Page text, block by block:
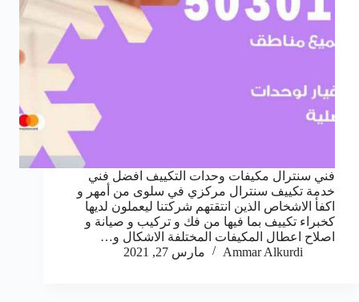
فني سنترال مكيفات وحدات التكييف افضل فني
خدمة تكييف سنترال مركزي في سلوى من أمهر و
اكفأ الاشخاص الذين انتقتهم شركتنا ليعملون لديها
كخبراء تكييف بما فيها من فك و تركيب و صيانة و
اصلاح اعطال المكيفات المختلفة الاشكال و…
Ammar Alkurdi
مارس 27, 2021